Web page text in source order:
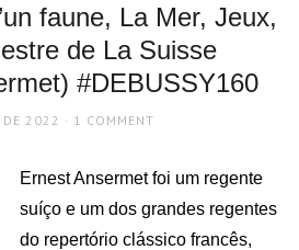
faune, La Mer, Jeux,
de La Suisse
#DEBUSSY160
DE 2022 1 COMMENT
Ernest Ansermet foi um regente
suíço e um dos grandes regentes
do repertório clássico francês,